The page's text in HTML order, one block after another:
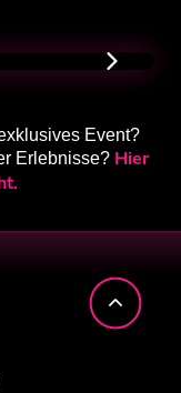
Event?
Erlebnisse? Hier